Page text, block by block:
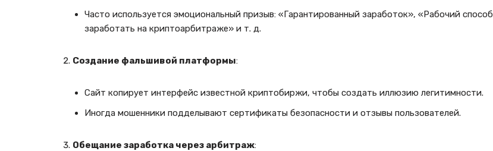
Часто используется эмоциональный призыв: «Гарантированный заработок», «Рабочий способ
заработать на криптоарбитраже» и т. д.
Создание фальшивой платформы:
Сайт копирует интерфейс известной криптобиржи, чтобы создать иллюзию легитимности.
Иногда мошенники подделывают сертификаты безопасности и отзывы пользователей.
Обещание заработка через арбитраж: